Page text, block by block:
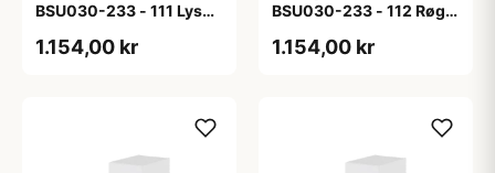
BSU030-233 - 111 Lys
1.154,00 kr
BSU030-233 - 112 Røget
1.154,00 kr